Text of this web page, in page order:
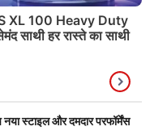
XL 100 Heavy Duty
साथी हर रास्ते का साथी
स्टाइल और दमदार परफॉर्मेंस